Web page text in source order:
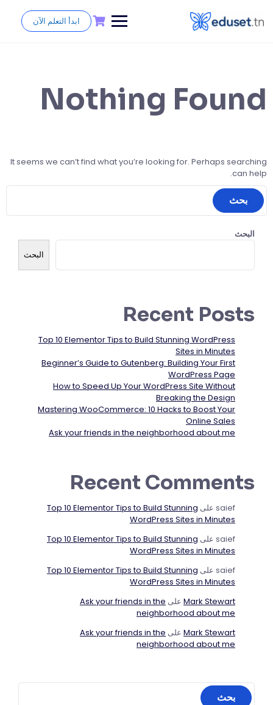
ابدأ التعلم الآن
Nothing Found
It seems we can’t find what you’re looking for. Perhaps searching
can help.
البحث
البحث
Recent Posts
Top 10 Elementor Tips to Build Stunning WordPress
Sites in Minutes
Beginner’s Guide to Gutenberg: Building Your First
WordPress Page
How to Speed Up Your WordPress Site Without
Breaking the Design
Mastering WooCommerce: 10 Hacks to Boost Your
Online Sales
Ask your friends in the neighborhood about me
Recent Comments
saief على Top 10 Elementor Tips to Build Stunning
WordPress Sites in Minutes
saief على Top 10 Elementor Tips to Build Stunning
WordPress Sites in Minutes
saief على Top 10 Elementor Tips to Build Stunning
WordPress Sites in Minutes
Mark Stewart على Ask your friends in the
neighborhood about me
Mark Stewart على Ask your friends in the
neighborhood about me